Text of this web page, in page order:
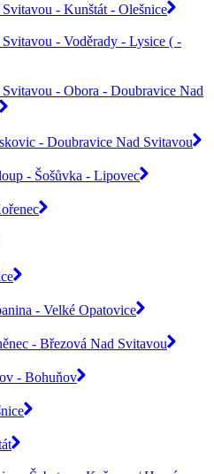
- Kunštát - Olešnice
- Voděrady - Lysice ( -
- Obora - Doubravice Nad
- Doubravice Nad Svitavou
- Šošůvka - Lipovec
- Velké Opatovice
- Březová Nad Svitavou
- Bohuňov